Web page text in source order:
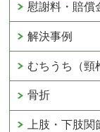
慰謝料・賠償
解決事例
むちうち（頸
骨折
上肢・下肢